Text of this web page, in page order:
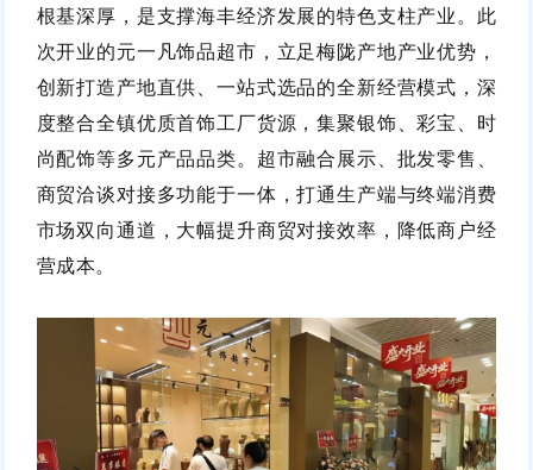
根基深厚，是支撑海丰经济发展的特色支柱产业。此
次开业的元一凡饰品超市，立足梅陇产地产业优势，
创新打造产地直供、一站式选品的全新经营模式，深
度整合全镇优质首饰工厂货源，集聚银饰、彩宝、时
尚配饰等多元产品品类。超市融合展示、批发零售、
商贸洽谈对接多功能于一体，打通生产端与终端消费
市场双向通道，大幅提升商贸对接效率，降低商户经
营成本。